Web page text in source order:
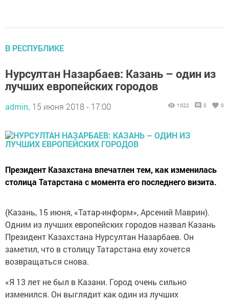
В РЕСПУБЛИКЕ
Нурсултан Назарбаев: Казань – один из
лучших европейских городов
admin, 15 июня 2018 - 17:00 1022 0 0
Президент Казахстана впечатлен тем, как изменилась
столица Татарстана с момента его последнего визита.
(Казань, 15 июня, «Татар-информ», Арсений Маврин).
Одним из лучших европейских городов назвал Казань
Президент Казахстана Нурсултан Назарбаев. Он
заметил, что в столицу Татарстана ему хочется
возвращаться снова.
«Я 13 лет не был в Казани. Город очень сильно
изменился. Он выглядит как один из лучших